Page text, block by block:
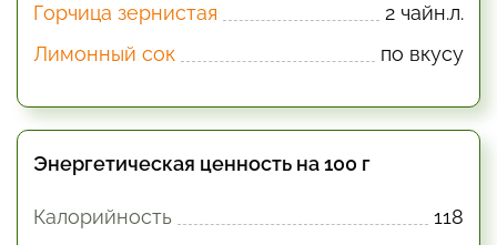
Горчица зернистая
2 чайн.л.
Лимонный сок
по вкусу
Энергетическая ценность на 100 г
Калорийность
118